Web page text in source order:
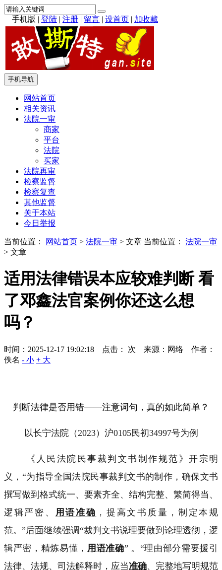
手机版 | 登陆 | 注册 | 留言 | 设首页 | 加收藏
手机导航
网站首页
相关资讯
法院一审
商家
平台
法院
买家
法院再审
检察监督
检察复查
其他监督
关于本站
今日举报
当前位置： 网站首页 > 法院一审 > 文章 当前位置： 法院一审
> 文章
适用法律错误本应较难判断 看
了邓鑫法官案例你还这么想
吗？
时间：2025-12-17 19:02:18 点击： 次 来源：网络 作者：
佚名 - 小 + 大
判断法律是否用错——注意词句，真的如此简单？
以长宁法院（ 2023）沪0105民初34997号为例
《人民法院民事裁判文书制作规范》开宗明
义，“为指导全国法院民事裁判文书的制作，确保文书
撰写做到格式统一、要素齐全、结构完整、繁简得当、
逻辑严密、
用语准确 ，提高文书质量，制定本规
范。”后面继续强调“裁判文书说理要做到论理透彻，逻
辑严密，精炼易懂， 用语准确” 。“理由部分需要援引
法律、法规、司法解释时，应当准确、完整地写明规范